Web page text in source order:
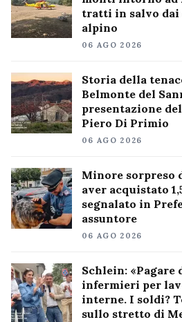
tratti in salvo dai
alpino
06 AGO 2026
Storia della
Belmonte del
presentazione
Piero Di Primio
06 AGO 2026
Minore sorpreso
aver acquistato
segnalato in
assuntore
06 AGO 2026
Schlein: «Pagare
infermieri per
interne. I soldi?
sullo stretto di